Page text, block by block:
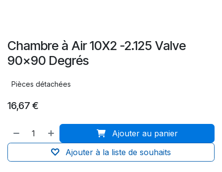
Chambre à Air 10X2 -2.125 Valve
90x90 Degrés
Pièces détachées
16,67 €
Ajouter au panier
Ajouter à la liste de souhaits